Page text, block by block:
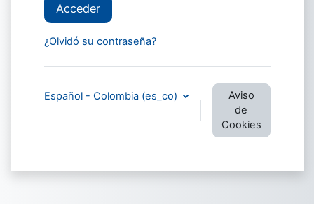
Acceder
¿Olvidó su contraseña?
Español - Colombia ‎(es_co)‎
Aviso
de
Cookies